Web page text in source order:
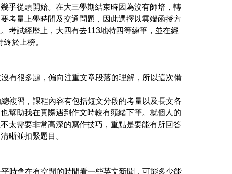
乎從頭開始。在大三學期結束時因為沒有師培，轉
考量上學時間及交通問題，因此選擇以雲端函授方
考試經歷上，大四有去113地特四等練筆，並在經
終於上榜。
有很多題，偏向注重文章段落的理解，所以這次備
複習，課程內容有包括短文分段的考量以及長文各
幫助我在實際遇到作文時較有頭緒下筆。就個人的
太需要非常高深的寫作技巧，重點是要能有所回答
晰並扣緊題目。
時會在有空閒的時間看一些英文新聞，可能多少能